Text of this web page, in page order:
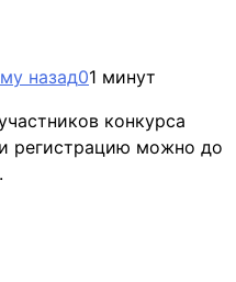
назад01 минут
конкурса
регистрацию можно до